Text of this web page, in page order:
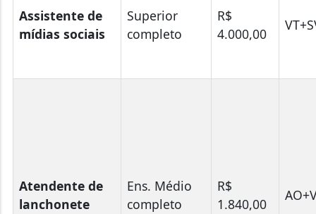
Assistente de
mídias sociais
Superior
completo
R$
4.000,00
Atendente de
lanchonete
Ens. Médio
completo
R$
1.840,00